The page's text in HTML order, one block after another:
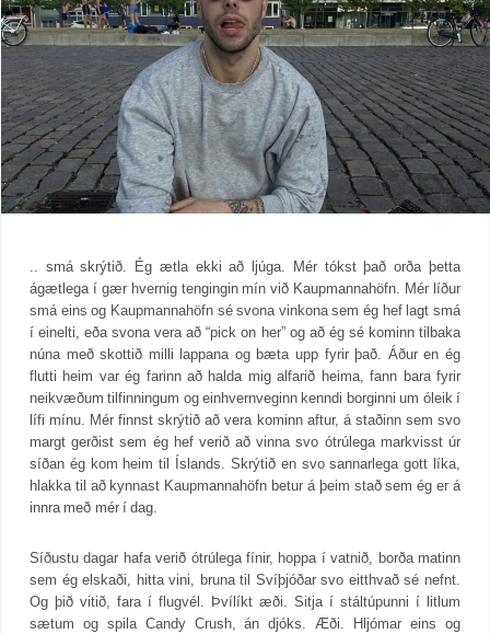
.. smá skrýtið. Ég ætla ekki að ljúga. Mér tókst það orða þetta
ágætlega í gær hvernig tengingin mín við Kaupmannahöfn. Mér líður
smá eins og Kaupmannahöfn sé svona vinkona sem ég hef lagt smá
í einelti, eða svona vera að “pick on her” og að ég sé kominn tilbaka
núna með skottið milli lappana og bæta upp fyrir það. Áður en ég
flutti heim var ég farinn að halda mig alfarið heima, fann bara fyrir
neikvæðum tilfinningum og einhvernveginn kenndi borginni um óleik í
lífi mínu. Mér finnst skrýtið að vera kominn aftur, á staðinn sem svo
margt gerðist sem ég hef verið að vinna svo ótrúlega markvisst úr
síðan ég kom heim til Íslands. Skrýtið en svo sannarlega gott líka,
hlakka til að kynnast Kaupmannahöfn betur á þeim stað sem ég er á
innra með mér í dag.
Síðustu dagar hafa verið ótrúlega fínir, hoppa í vatnið, borða matinn
sem ég elskaði, hitta vini, bruna til Svíþjóðar svo eitthvað sé nefnt.
Og þið vitið, fara í flugvél. Þvílíkt æði. Sitja í stáltúpunni í litlum
sætum og spila Candy Crush, án djóks. Æði. Hljómar eins og